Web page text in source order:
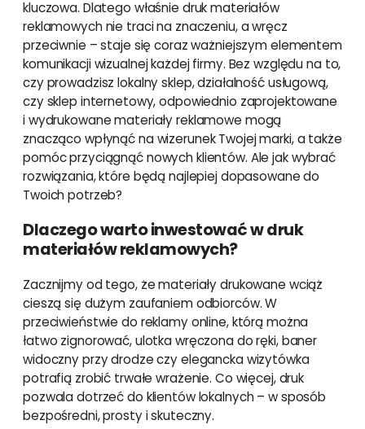
kluczowa. Dlatego właśnie druk materiałów
reklamowych nie traci na znaczeniu, a wręcz
przeciwnie – staje się coraz ważniejszym elementem
komunikacji wizualnej każdej firmy. Bez względu na to,
czy prowadzisz lokalny sklep, działalność usługową,
czy sklep internetowy, odpowiednio zaprojektowane
i wydrukowane materiały reklamowe mogą
znacząco wpłynąć na wizerunek Twojej marki, a także
pomóc przyciągnąć nowych klientów. Ale jak wybrać
rozwiązania, które będą najlepiej dopasowane do
Twoich potrzeb?
Dlaczego warto inwestować w druk
materiałów reklamowych?
Zacznijmy od tego, że materiały drukowane wciąż
cieszą się dużym zaufaniem odbiorców. W
przeciwieństwie do reklamy online, którą można
łatwo zignorować, ulotka wręczona do ręki, baner
widoczny przy drodze czy elegancka wizytówka
potrafią zrobić trwałe wrażenie. Co więcej, druk
pozwala dotrzeć do klientów lokalnych – w sposób
bezpośredni, prosty i skuteczny.